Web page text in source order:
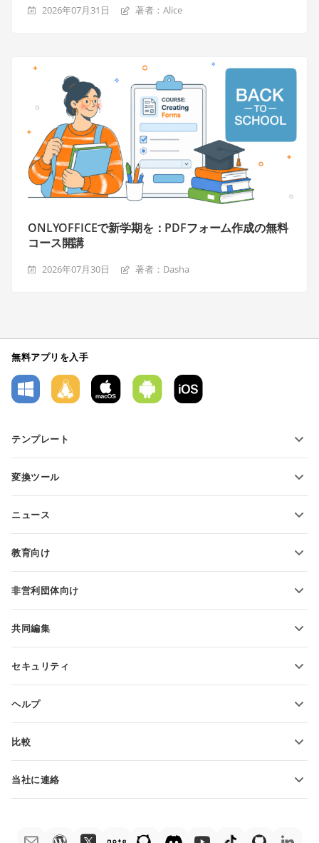
2026年07月31日 著者：Alice
ONLYOFFICEで新学期を：PDFフォーム作成の無料
コース開講
2026年07月30日 著者：Dasha
無料アプリを入手
テンプレート
テキスト文書テンプレート
変換ツール
スプレッドシートの変換
PDFの変換
ニュース
教育向け
教育関係者向け
非営利団体向け
無料アカウントをリクエスト
共同編集
翻訳者向け
セキュリティ
ヘルプ
ヘルプ・センター
比較
ONLYOFFICE Docs vs Google Docs
当社に連絡